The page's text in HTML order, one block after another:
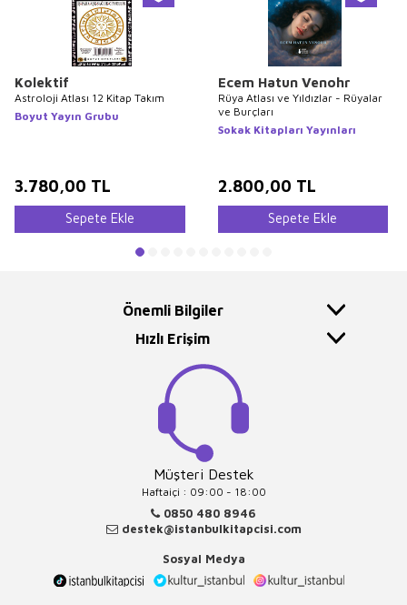
Kolektif
Astroloji Atlası 12 Kitap Takım
Boyut Yayın Grubu
3.780,00 TL
Sepete Ekle
Ecem Hatun Venohr
Rüya Atlası ve Yıldızlar - Rüyalar
ve Burçları
Sokak Kitapları Yayınları
2.800,00 TL
Sepete Ekle
Önemli Bilgiler
Hızlı Erişim
Müşteri Destek
Haftaiçi : 09:00 - 18:00
0850 480 8946
destek@istanbulkitapcisi.com
Sosyal Medya